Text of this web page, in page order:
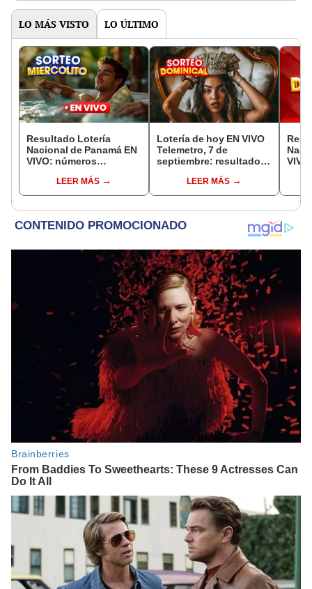
LO MÁS VISTO LO ÚLTIMO
Resultado Lotería
Nacional de Panamá EN
VIVO: números
de hoy, Sorteo
Miercolito, vía Telemetro
LEER MÁS
Lotería de hoy EN VIVO
Telemetro, 7 de
septiembre: resultados
Panamá vía TVN
LEER MÁS